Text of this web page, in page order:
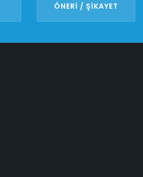
ÖNERİ / ŞİKAYET